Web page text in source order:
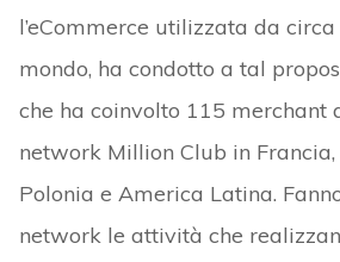
l’eCommerce utilizzata da
mondo, ha condotto a tal
che ha coinvolto 115 merchant
network Million Club in
Polonia e America Latina.
network le attività che